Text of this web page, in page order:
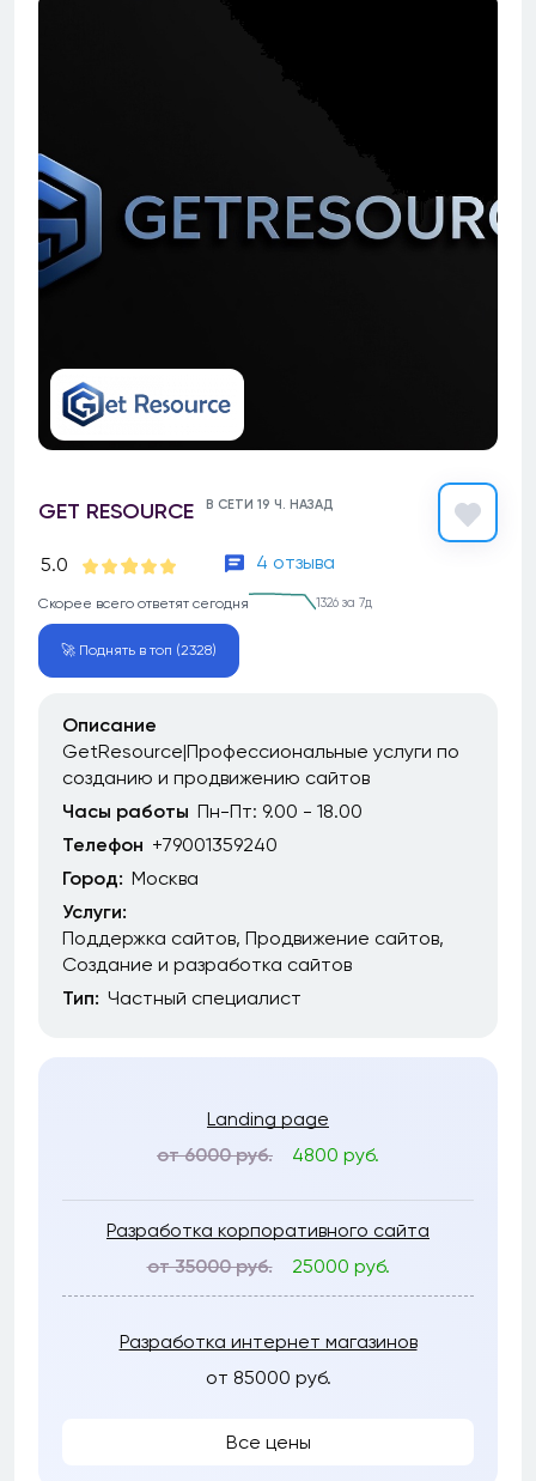
GET RESOURCE В СЕТИ 19 Ч. НАЗАД
5.0 4 отзыва
Скорее всего ответят сегодня 1326 за 7д
🚀 Поднять в топ (2328)
Описание
GetResource|Профессиональные услуги по
созданию и продвижению сайтов
Часы работы Пн-Пт: 9.00 - 18.00
Телефон +79001359240
Город: Москва
Услуги:
Поддержка сайтов Продвижение сайтов
Создание и разработка сайтов
Тип: Частный специалист
Landing page
от 6000 руб.
4800 руб.
Разработка корпоративного сайта
от 35000 руб.
25000 руб.
Разработка интернет магазинов
от 85000 руб.
Все цены